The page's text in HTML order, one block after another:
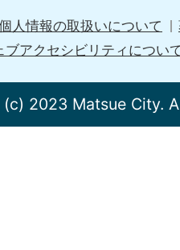
人情報の取扱いについて
ブアクセシビリティについ
2023 Matsue City.